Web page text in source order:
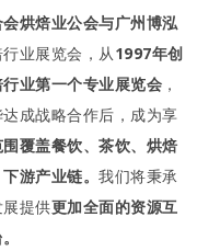
烘焙业公会与广州博泓
业展览会，从 1997年创
业第一个专业展览会 ，
成战略合作后，成为享
覆盖餐饮、茶饮、烘焙
游产业链。 我们将秉承
提供更加全面的资源互